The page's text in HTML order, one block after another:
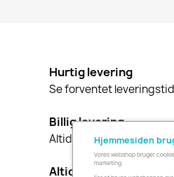
Hurtig levering
Se forventet
Billig levering
Altid gratis levering i
Altid diskret indpakning
Hjemmesiden
Vores webshop bruger
marketing.